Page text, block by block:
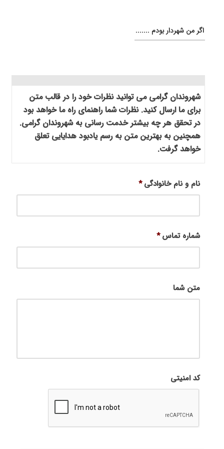
اگر من شهردار بودم .......
شهروندان گرامی می توانید نظرات خود را در قالب متن
برای ما ارسال کنید. نظرات شما راهنمای راه ما خواهد بود
در تحقق هر چه بیشتر خدمت رسانی به شهروندان گرامی.
همچنین به بهترین متن به رسم یادبود هدایایی تعلق
خواهد گرفت.
نام و نام خانوادگی *
شماره تماس *
متن شما
کد امنیتی